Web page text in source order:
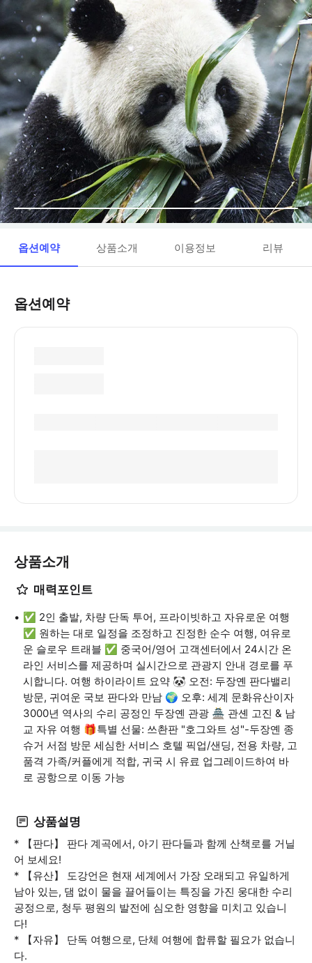
옵션예약 상품소개 이용정보 리뷰
옵션예약
상품소개
매력포인트
✅ 2인 출발, 차량 단독 투어, 프라이빗하고 자유로운 여행
✅ 원하는 대로 일정을 조정하고 진정한 순수 여행, 여유로
운 슬로우 트래블 ✅ 중국어/영어 고객센터에서 24시간 온
라인 서비스를 제공하며 실시간으로 관광지 안내 경로를 푸
시합니다. 여행 하이라이트 요약 🐼 오전: 두장옌 판다밸리
방문, 귀여운 국보 판다와 만남 🌍 오후: 세계 문화유산이자
3000년 역사의 수리 공정인 두장옌 관광 🏯 관셴 고진 & 남
교 자유 여행 🎁특별 선물: 쓰촨판 "호그와트 성"-두장옌 종
슈거 서점 방문 세심한 서비스 호텔 픽업/샌딩, 전용 차량, 고
품격 가족/커플에게 적합, 귀국 시 유료 업그레이드하여 바
로 공항으로 이동 가능
상품설명
* 【판다】 판다 계곡에서, 아기 판다들과 함께 산책로를 거닐
어 보세요!
* 【유산】 도강언은 현재 세계에서 가장 오래되고 유일하게
남아 있는, 댐 없이 물을 끌어들이는 특징을 가진 웅대한 수리
공정으로, 청두 평원의 발전에 심오한 영향을 미치고 있습니
다!
* 【자유】 단독 여행으로, 단체 여행에 합류할 필요가 없습니
다.